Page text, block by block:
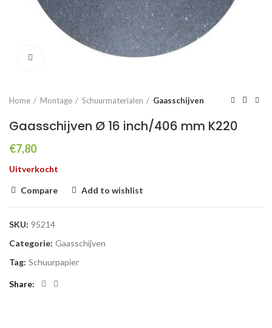
Home Montage Schuurmaterialen Gaasschijven
Gaasschijven Ø 16 inch/406 mm K220
€7,80
Uitverkocht
Compare Add to wishlist
SKU: 95214
Categorie: Gaasschijven
Tag: Schuurpapier
Share